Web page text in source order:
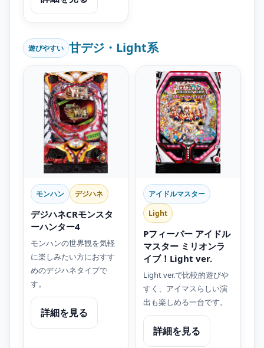
遊びやすい 甘デジ・Light系
モンハン デジハネ
デジハネCRモンスタ
ーハンター4
モンハンの世界観を気軽
に楽しみたい方におすす
めのデジハネタイプで
す。
詳細を見る
アイドルマスター
Light
Pフィーバー アイドル
マスター ミリオンラ
イブ！Light ver.
Light ver.で比較的遊びや
すく、アイマスらしい演
出も楽しめる一台です。
詳細を見る